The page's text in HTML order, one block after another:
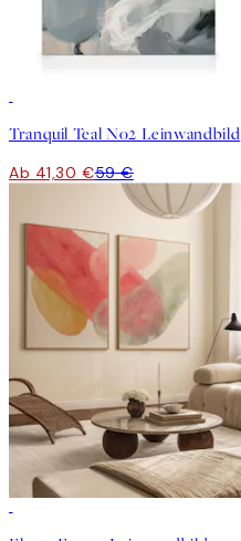
Tranquil Teal No2 Leinwandbild
Ab 41,30 €59 €